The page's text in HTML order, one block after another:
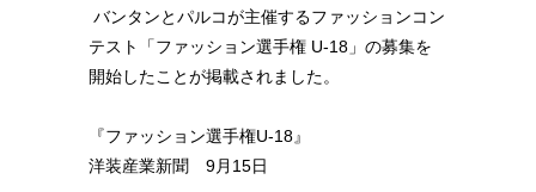
バンタンとパルコが主催するファッションコン
テスト「ファッション選手権 U-18」の募集を
開始したことが掲載されました。
『ファッション選手権U-18』
洋装産業新聞 9月15日